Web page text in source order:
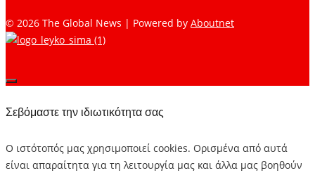
© 2026 The Global News | Powered by Aboutnet
Σεβόμαστε την ιδιωτικότητα σας
Ο ιστότοπός μας χρησιμοποιεί cookies. Ορισμένα από αυτά
είναι απαραίτητα για τη λειτουργία μας και άλλα μας βοηθούν